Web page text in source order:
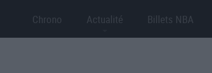
Chrono Actualité Billets NBA